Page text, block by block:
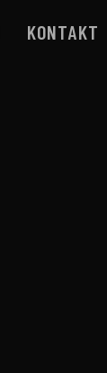
KONTAKT